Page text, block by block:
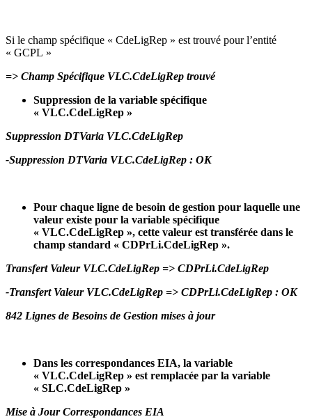
Si le champ spécifique « CdeLigRep » est trouvé pour l’entité
« GCPL »
=> Champ Spécifique VLC.CdeLigRep trouvé
Suppression de la variable spécifique
« VLC.CdeLigRep »
Suppression DTVaria VLC.CdeLigRep
-Suppression DTVaria VLC.CdeLigRep : OK
Pour chaque ligne de besoin de gestion pour laquelle une
valeur existe pour la variable spécifique
« VLC.CdeLigRep », cette valeur est transférée dans le
champ standard « CDPrLi.CdeLigRep ».
Transfert Valeur VLC.CdeLigRep => CDPrLi.CdeLigRep
-Transfert Valeur VLC.CdeLigRep => CDPrLi.CdeLigRep : OK
842 Lignes de Besoins de Gestion mises à jour
Dans les correspondances EIA, la variable
« VLC.CdeLigRep » est remplacée par la variable
« SLC.CdeLigRep »
Mise à Jour Correspondances EIA